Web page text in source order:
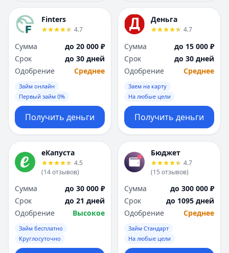
Finters
4.7
Сумма
до 20 000 ₽
Срок
до 30 дней
Одобрение
Среднее
Займ онлайн
Первый займ 0%
Получить деньги
Деньга
4.7
Сумма
до 15 000 ₽
Срок
до 30 дней
Одобрение
Среднее
Заем на карту
На любые цели
Получить деньги
еКапуста
4.5
(14отзывов)
Сумма
до 30 000 ₽
Срок
до 21 дней
Одобрение
Высокое
Займ бесплатно
Круглосуточно
Бюджет
4.7
(15 отзывов)
Сумма
до 300 000 ₽
Срок
до 1095 дней
Одобрение
Среднее
Займ Стандарт
На любые цели